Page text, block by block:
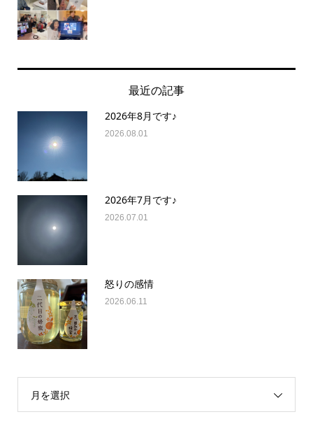
最近の記事
2026年8月です♪
2026.08.01
2026年7月です♪
2026.07.01
怒りの感情
2026.06.11
月を選択